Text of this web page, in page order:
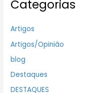
Categorias
Artigos
Artigos/Opinião
blog
Destaques
DESTAQUES